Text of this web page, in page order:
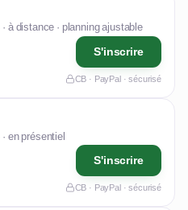
à distance · planning ajustable
S'inscrire
CB · PayPal · sécurisé
en présentiel
S'inscrire
CB · PayPal · sécurisé